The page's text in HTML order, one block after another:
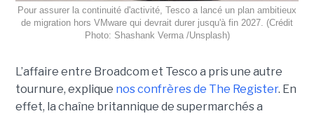
Pour assurer la continuité d'activité, Tesco a lancé un plan ambitieux
de migration hors VMware qui devrait durer jusqu'à fin 2027. (Crédit
Photo: Shashank Verma /Unsplash)
L’affaire entre Broadcom et Tesco a pris une autre
tournure, explique nos confrères de The Register. En
effet, la chaîne britannique de supermarchés a